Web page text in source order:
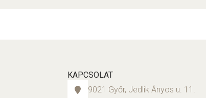
KAPCSOLAT
9021 Győr, Jedlik Ányos u. 11.